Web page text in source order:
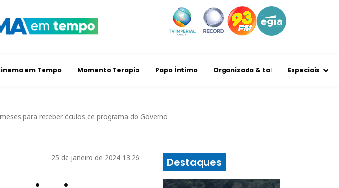
em Tempo Momento Terapia Papo Íntimo Organizada & tal Especiais
para receber óculos de programa do Governo
25 de janeiro de 2024 13:26 Destaques